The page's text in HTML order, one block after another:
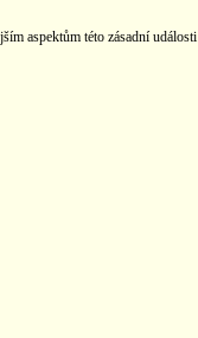
aspektům této zásadní